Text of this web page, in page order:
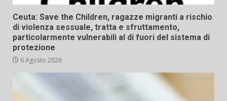
Ceuta: Save the Children, ragazze migranti a rischio
di violenza sessuale, tratta e sfruttamento,
particolarmente vulnerabili al di fuori del sistema di
protezione
6 Agosto 2026